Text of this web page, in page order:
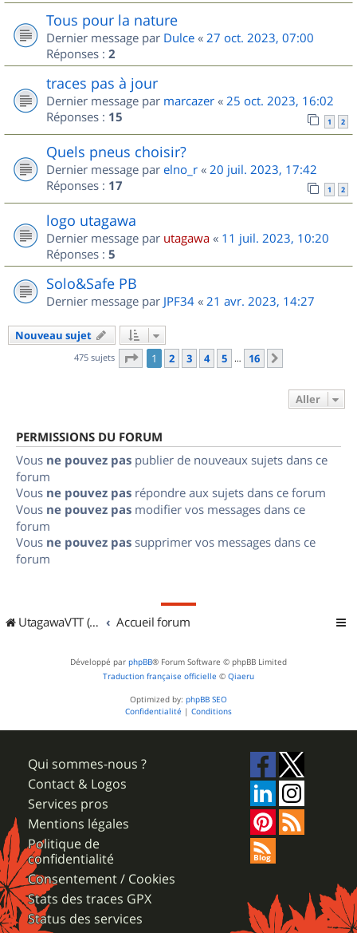
Tous pour la nature
Dernier message par Dulce « 27 oct. 2023, 07:00
Réponses : 2
traces pas à jour
Dernier message par marcazer « 25 oct. 2023, 16:02
Réponses : 15 1 2
Quels pneus choisir?
Dernier message par elno_r « 20 juil. 2023, 17:42
Réponses : 17 1 2
logo utagawa
Dernier message par utagawa « 11 juil. 2023, 10:20
Réponses : 5
Solo&Safe PB
Dernier message par JPF34 « 21 avr. 2023, 14:27
Nouveau sujet
475 sujets Page 1sur
1 2 3 4 5 … 16
Aller
PERMISSIONS DU FORUM
Vous ne pouvez pas publier de nouveaux sujets dans ce
forum
Vous ne pouvez pas répondre aux sujets dans ce forum
Vous ne pouvez pas modifier vos messages dans ce
forum
Vous ne pouvez pas supprimer vos messages dans ce
forum
UtagawaVTT (Randos VTT et VTTAE avec traces GPS) Accueil forum
Développé par phpBB® Forum Software © phpBB Limited
Traduction française officielle © Qiaeru
Optimized by: phpBB SEO
Confidentialité | Conditions
Qui sommes-nous ?
Contact & Logos
Services pros
Mentions légales
Politique de
confidentialité
Consentement / Cookies
Stats des traces GPX
Status des services